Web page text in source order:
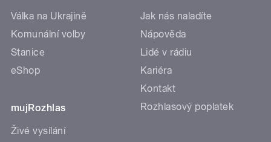
Válka na Ukrajině
Komunální volby
Stanice
eShop
mujRozhlas
Živé vysílání
Jak nás naladíte
Nápověda
Lidé v rádiu
Kariéra
Kontakt
Rozhlasový poplatek